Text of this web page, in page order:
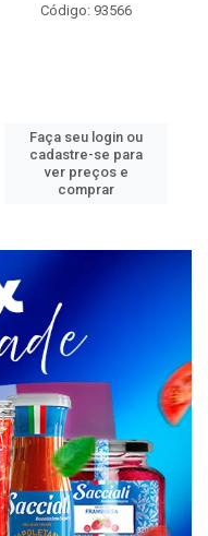
Código: 93566
Faça seu login ou
cadastre-se para
ver preços e
comprar